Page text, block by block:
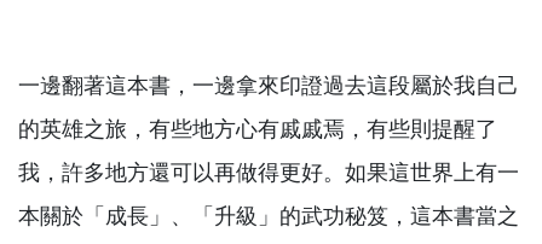
一邊翻著這本書，一邊拿來印證過去這段屬於我自己
的英雄之旅，有些地方心有戚戚焉，有些則提醒了
我，許多地方還可以再做得更好。如果這世界上有一
本關於「成長」、「升級」的武功秘笈，這本書當之